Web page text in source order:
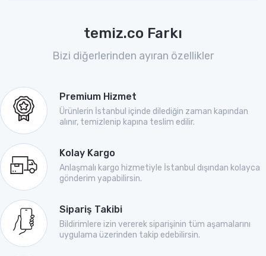
temiz.co Farkı
Bizi diğerlerinden ayıran özellikler
Premium Hizmet
Ürünlerin İstanbul içinde dilediğin zaman kapından
alınır, temizlenip kapına teslim edilir.
Kolay Kargo
Anlaşmalı kargo hizmetiyle İstanbul dışından kolayca
gönderim yapabilirsin.
Sipariş Takibi
Bildirimlere izin vererek siparişinin tüm aşamalarını
uygulama üzerinden takip edebilirsin.